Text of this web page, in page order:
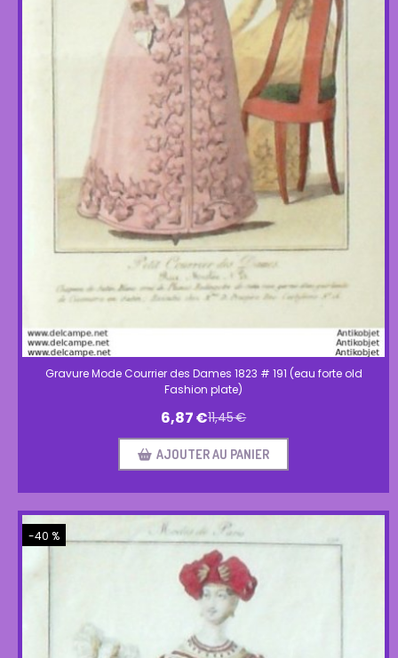
Gravure Mode Courrier des Dames 1823 # 191 (eau forte old
Fashion plate)
6,87€11,45€
AJOUTER AU PANIER
-40 %